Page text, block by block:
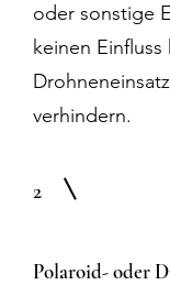
oder sonstige
keinen
verhindern.
2
Polaroid- oder